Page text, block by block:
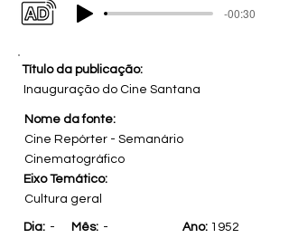
-00:30
Título da publicação:
Inauguração do Cine Santana
Nome da fonte:
Cine Repórter - Semanário
Cinematográfico
Eixo Temático:
Cultura geral
Dia: - Mês: - Ano:1952